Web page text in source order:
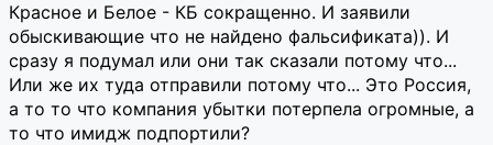
Красное и Белое - КБ сокращенно. И заявили
обыскивающие что не найдено фальсификата)). И
сразу я подумал или они так сказали потому что...
Или же их туда отправили потому что... Это Россия,
а то то что компания убытки потерпела огромные, а
то что имидж подпортили?